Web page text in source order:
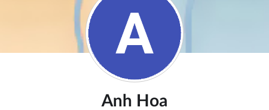
Anh Hoa